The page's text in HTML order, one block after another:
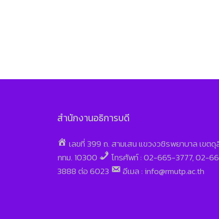
สำนักงานอธิการบดี
เลขที่ 399 ถ. สามเสน แขวงวชิรพยาบาล เขต
กทม. 10300
โทรศัพท์ : 02-665-3777, 02-
3888 ต่อ 6023
อีเมล : info@rmutp.ac.th